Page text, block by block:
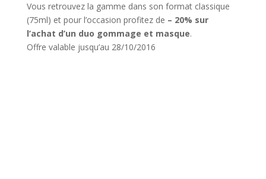
Vous retrouvez la gamme dans son format classique
(75ml) et pour l’occasion profitez de – 20% sur
l’achat d’un duo gommage et masque.
Offre valable jusqu’au 28/10/2016